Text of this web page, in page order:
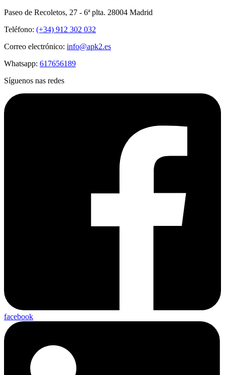
Paseo de Recoletos, 27 - 6ª plta. 28004 Madrid
Teléfono: (+34) 912 302 032
Correo electrónico: info@apk2.es
Whatsapp: 617656189
Síguenos nas redes
facebook